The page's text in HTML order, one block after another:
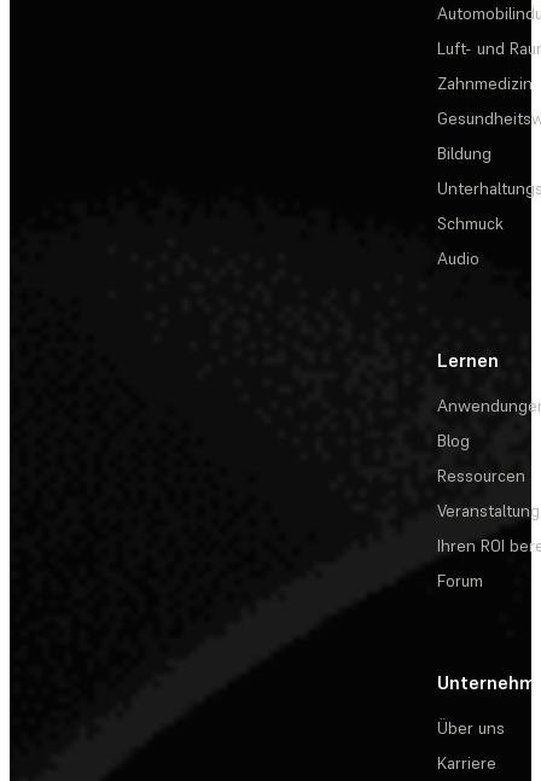
Luft- und
Zahnmedizin
Bildung
Schmuck
Audio
Lernen
Blog
Ressourcen
Ihren ROI
Forum
Über uns
Karriere